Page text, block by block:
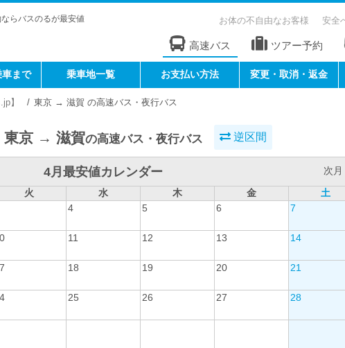
らバスのるが最安値 お体の不自由なお客様 安全
高速バス ツアー予約
まで 乗車地一覧 お支払い方法 変更・取消・返金
】 東京 → 滋賀 の高速バス・夜行バス
東京 → 滋賀の高速バス・夜行バス 逆区間
4月最安値カレンダー
次月
火 水 木 金
土
4 5 6 7
11 12 13 14
18 19 20 21
25 26 27 28